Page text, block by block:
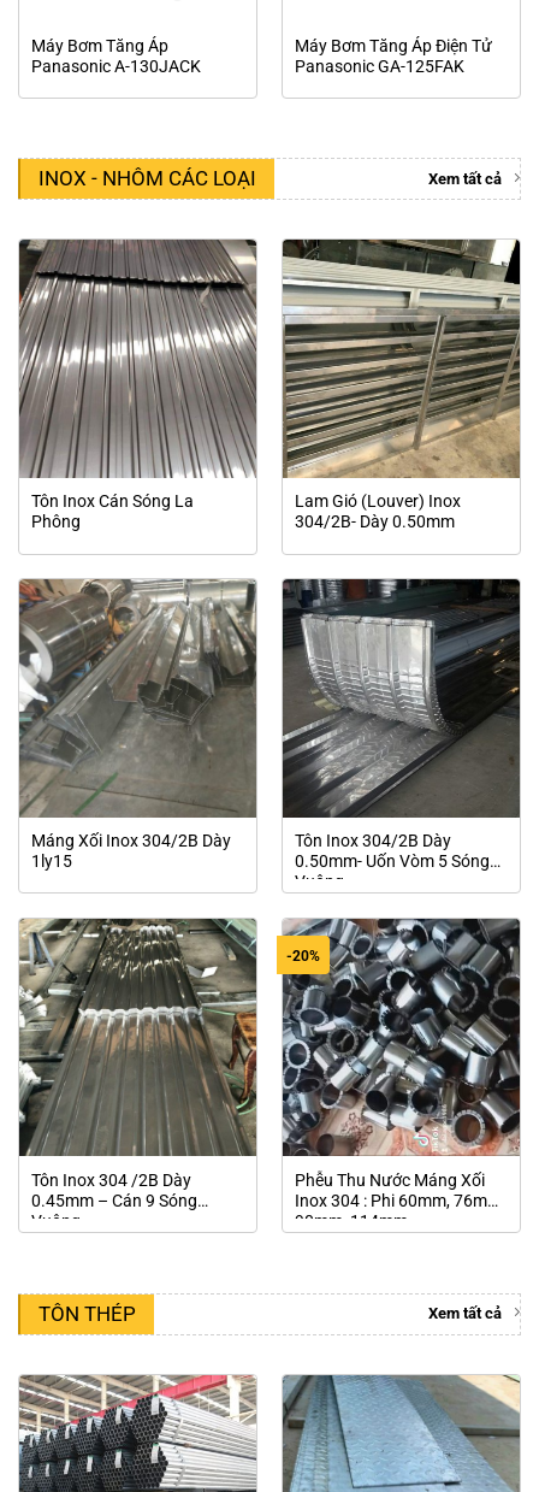
Máy Bơm Tăng Áp
Panasonic A-130JACK
Máy Bơm Tăng Áp Điện Tử
Panasonic GA-125FAK
INOX - NHÔM CÁC LOẠI Xem tất cả
Tôn Inox Cán Sóng La
Phông
Lam Gió (Louver) Inox
304/2B- Dày 0.50mm
Máng Xối Inox 304/2B Dày
1ly15
Tôn Inox 304/2B Dày
0.50mm- Uốn Vòm 5 Sóng
Vuông
Tôn Inox 304 /2B Dày
0.45mm – Cán 9 Sóng
Vuông
-20%
Phễu Thu Nước Máng Xối
Inox 304 : Phi 60mm, 76mm,
90mm, 114mm
TÔN THÉP Xem tất cả